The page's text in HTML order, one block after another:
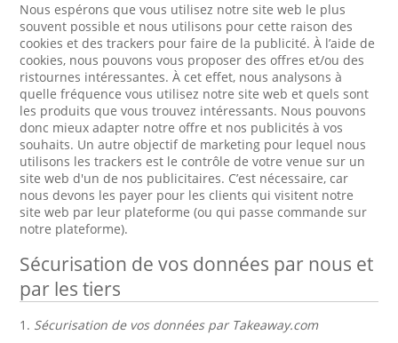
Nous espérons que vous utilisez notre site web le plus
souvent possible et nous utilisons pour cette raison des
cookies et des trackers pour faire de la publicité. À l’aide de
cookies, nous pouvons vous proposer des offres et/ou des
ristournes intéressantes. À cet effet, nous analysons à
quelle fréquence vous utilisez notre site web et quels sont
les produits que vous trouvez intéressants. Nous pouvons
donc mieux adapter notre offre et nos publicités à vos
souhaits. Un autre objectif de marketing pour lequel nous
utilisons les trackers est le contrôle de votre venue sur un
site web d'un de nos publicitaires. C’est nécessaire, car
nous devons les payer pour les clients qui visitent notre
site web par leur plateforme (ou qui passe commande sur
notre plateforme).
Sécurisation de vos données par nous et
par les tiers
1. Sécurisation de vos données par Takeaway.com